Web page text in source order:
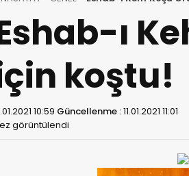
ı
koştu!
10:59 Güncellenme :11.01.2021 11:01
görüntülendi